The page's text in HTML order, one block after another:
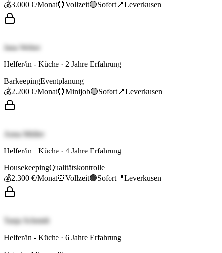
💰3.000 €/Monat⏰Vollzeit🟢Sofort 📍Leverkusen
Jana Weber
Helfer/in - Küche · 2 Jahre Erfahrung
BarkeepingEventplanung
💰2.200 €/Monat⏰Minijob🟢Sofort 📍Leverkusen
Anna Müller
Helfer/in - Küche · 4 Jahre Erfahrung
HousekeepingQualitätskontrolle
💰2.300 €/Monat⏰Vollzeit🟢Sofort 📍Leverkusen
Tanja Schmidt
Helfer/in - Küche · 6 Jahre Erfahrung